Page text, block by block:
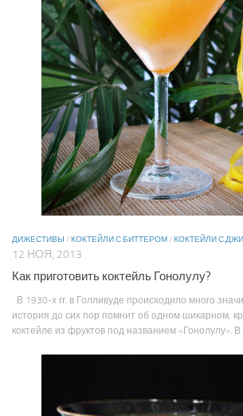
ДИЖЕСТИВЫ /КОКТЕЙЛИ С БИТТЕРОМ/КОКТЕЙЛИ С
12 НОЯ, 2013
Как приготовить коктейль Гонолулу?
В 1930-х гг. в Голливуде происходило много
история до сих пор помнит об одном шикарном,
коктейле из фруктов под названием «Гонолулу». В